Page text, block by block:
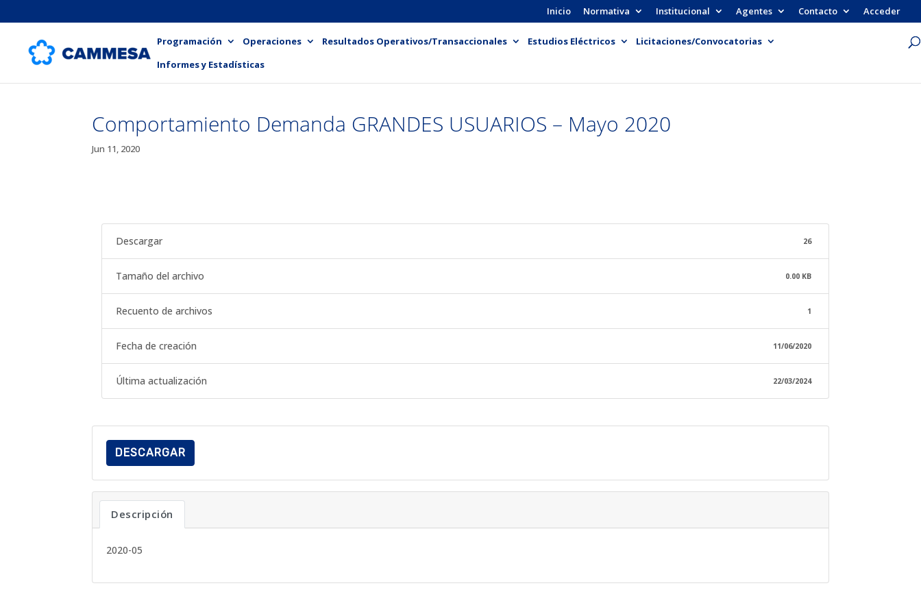
Inicio Normativa Institucional Agentes Contacto Acceder
Programación Operaciones Resultados Operativos/Transaccionales Estudios Eléctricos
Licitaciones/Convocatorias
Informes y Estadísticas
Comportamiento Demanda GRANDES USUARIOS – Mayo 2020
Jun 11, 2020
Descargar 26
Tamaño del archivo 0.00 KB
Recuento de archivos 1
Fecha de creación 11/06/2020
Última actualización 22/03/2024
DESCARGAR
Descripción
2020-05